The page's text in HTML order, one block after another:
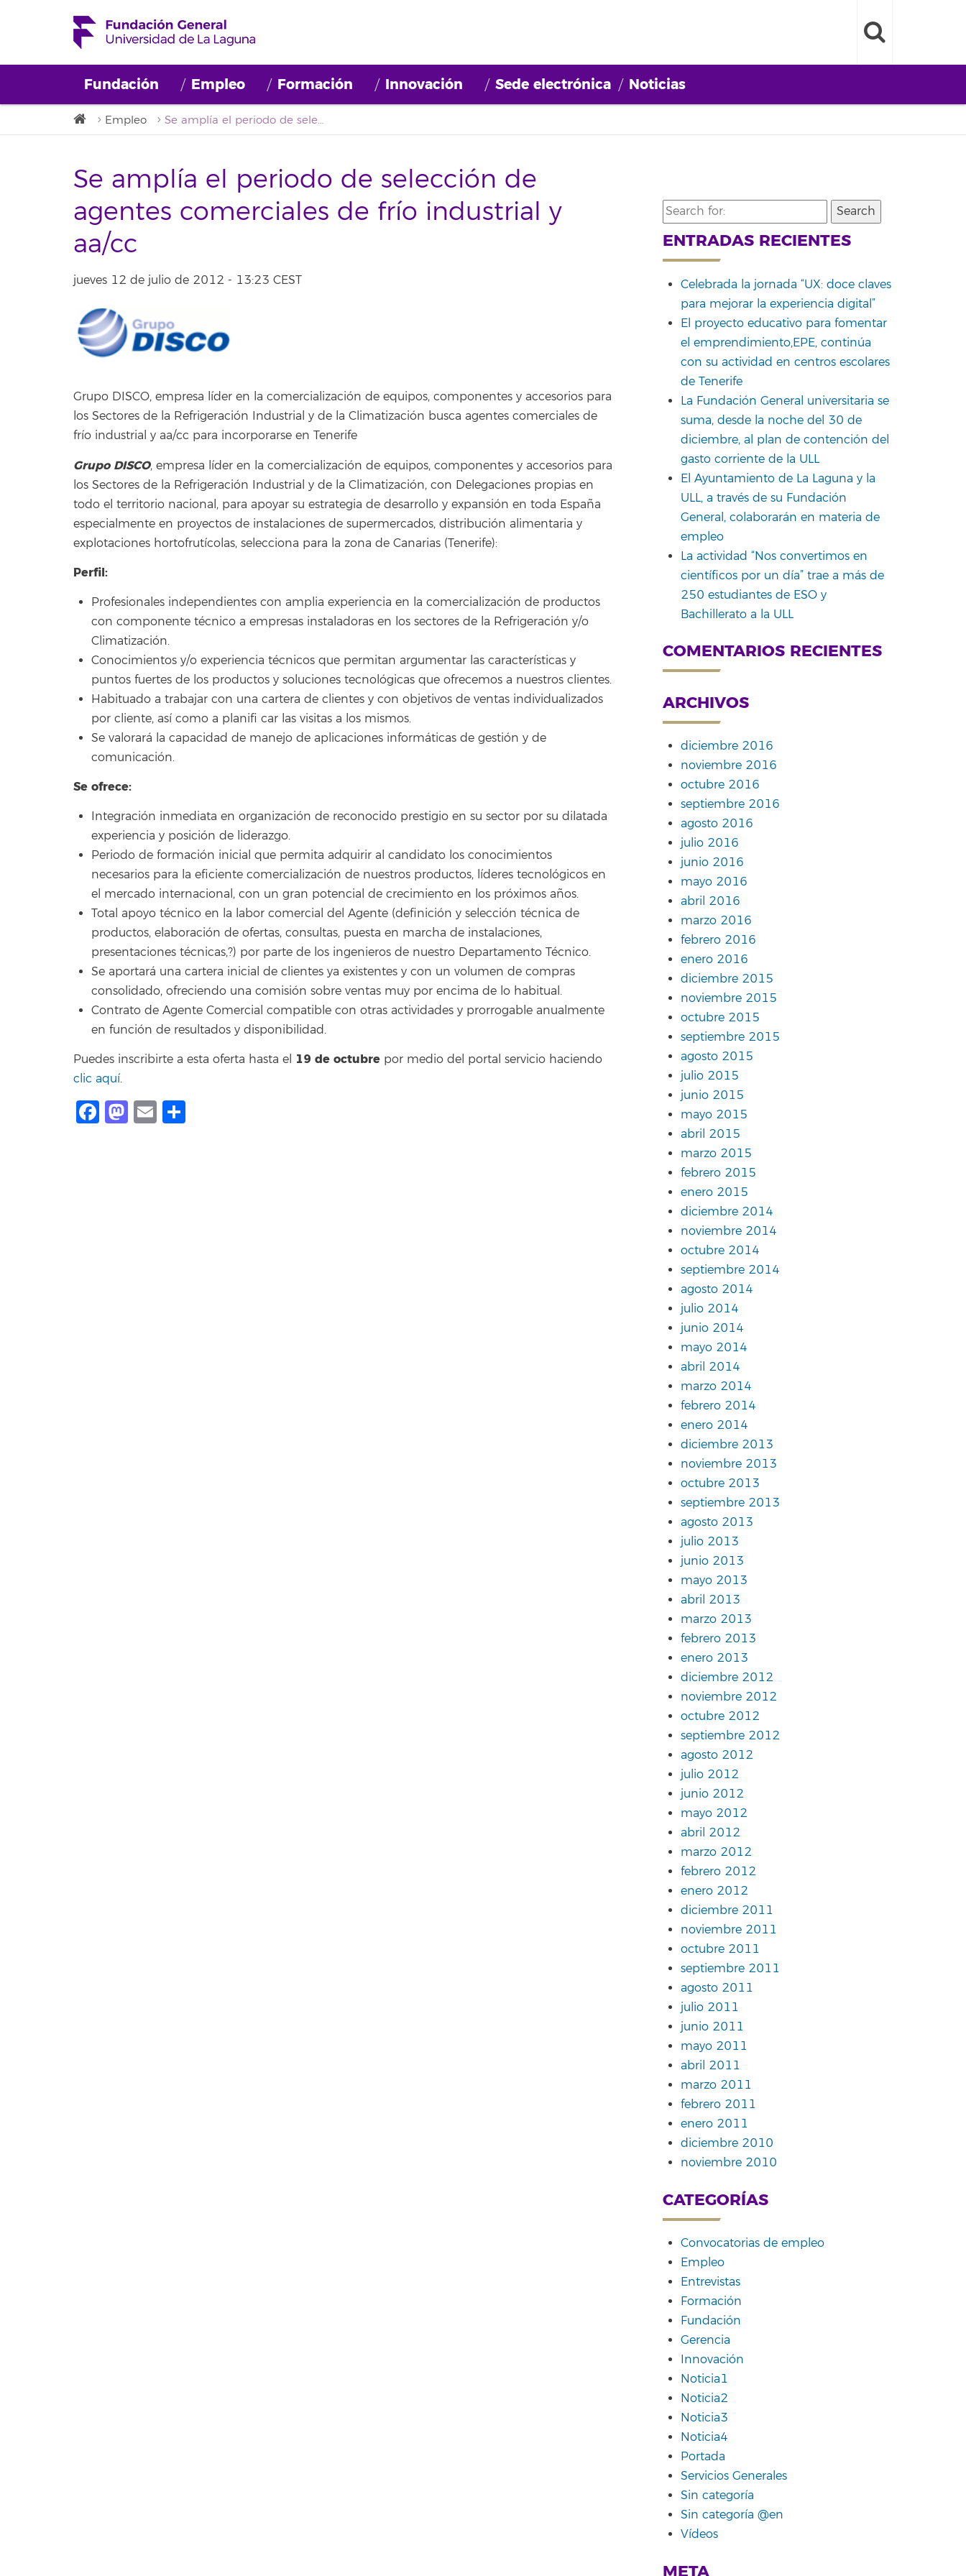
Fundación Empleo Formación Innovación Sede electrónica Noticias
Empleo Se amplía el periodo de selección de agentes comerciales de frío industrial y aa/cc
Se amplía el periodo de selección de
agentes comerciales de frío industrial y
aa/cc
jueves 12 de julio de 2012 - 13:23 CEST
Grupo DISCO, empresa líder en la comercialización de equipos, componentes y accesorios para
los Sectores de la Refrigeración Industrial y de la Climatización busca agentes comerciales de
frío industrial y aa/cc para incorporarse en Tenerife
Grupo DISCO, empresa líder en la comercialización de equipos, componentes y accesorios para
los Sectores de la Refrigeración Industrial y de la Climatización, con Delegaciones propias en
todo el territorio nacional, para apoyar su estrategia de desarrollo y expansión en toda España
especialmente en proyectos de instalaciones de supermercados, distribución alimentaria y
explotaciones hortofrutícolas, selecciona para la zona de Canarias (Tenerife):
Perfil:
Profesionales independientes con amplia experiencia en la comercialización de productos
con componente técnico a empresas instaladoras en los sectores de la Refrigeración y/o
Climatización.
Conocimientos y/o experiencia técnicos que permitan argumentar las características y
puntos fuertes de los productos y soluciones tecnológicas que ofrecemos a nuestros clientes.
Habituado a trabajar con una cartera de clientes y con objetivos de ventas individualizados
por cliente, así como a planifi car las visitas a los mismos.
Se valorará la capacidad de manejo de aplicaciones informáticas de gestión y de
comunicación.
Se ofrece:
Integración inmediata en organización de reconocido prestigio en su sector por su dilatada
experiencia y posición de liderazgo.
Periodo de formación inicial que permita adquirir al candidato los conocimientos
necesarios para la eficiente comercialización de nuestros productos, líderes tecnológicos en
el mercado internacional, con un gran potencial de crecimiento en los próximos años.
Total apoyo técnico en la labor comercial del Agente (definición y selección técnica de
productos, elaboración de ofertas, consultas, puesta en marcha de instalaciones,
presentaciones técnicas,?) por parte de los ingenieros de nuestro Departamento Técnico.
Se aportará una cartera inicial de clientes ya existentes y con un volumen de compras
consolidado, ofreciendo una comisión sobre ventas muy por encima de lo habitual.
Contrato de Agente Comercial compatible con otras actividades y prorrogable anualmente
en función de resultados y disponibilidad.
Puedes inscribirte a esta oferta hasta el 19 de octubre por medio del portal servicio haciendo
clic aquí.
Facebook
Mastodon
Email
Search
for:
ENTRADAS RECIENTES
Celebrada la jornada “UX: doce claves
para mejorar la experiencia digital”
El proyecto educativo para fomentar
el emprendimiento,EPE, continúa
con su actividad en centros escolares
de Tenerife
La Fundación General universitaria se
suma, desde la noche del 30 de
diciembre, al plan de contención del
gasto corriente de la ULL
El Ayuntamiento de La Laguna y la
ULL, a través de su Fundación
General, colaborarán en materia de
empleo
La actividad “Nos convertimos en
científicos por un día” trae a más de
250 estudiantes de ESO y
Bachillerato a la ULL
COMENTARIOS RECIENTES
ARCHIVOS
diciembre 2016
noviembre 2016
octubre 2016
septiembre 2016
agosto 2016
julio 2016
junio 2016
mayo 2016
abril 2016
marzo 2016
febrero 2016
enero 2016
diciembre 2015
noviembre 2015
octubre 2015
septiembre 2015
agosto 2015
julio 2015
junio 2015
mayo 2015
abril 2015
marzo 2015
febrero 2015
enero 2015
diciembre 2014
noviembre 2014
octubre 2014
septiembre 2014
agosto 2014
julio 2014
junio 2014
mayo 2014
abril 2014
marzo 2014
febrero 2014
enero 2014
diciembre 2013
noviembre 2013
octubre 2013
septiembre 2013
agosto 2013
julio 2013
junio 2013
mayo 2013
abril 2013
marzo 2013
febrero 2013
enero 2013
diciembre 2012
noviembre 2012
octubre 2012
septiembre 2012
agosto 2012
julio 2012
junio 2012
mayo 2012
abril 2012
marzo 2012
febrero 2012
enero 2012
diciembre 2011
noviembre 2011
octubre 2011
septiembre 2011
agosto 2011
julio 2011
junio 2011
mayo 2011
abril 2011
marzo 2011
febrero 2011
enero 2011
diciembre 2010
noviembre 2010
CATEGORÍAS
Convocatorias de empleo
Empleo
Entrevistas
Formación
Fundación
Gerencia
Innovación
Noticia1
Noticia2
Noticia3
Noticia4
Portada
Servicios Generales
Sin categoría
Sin categoría @en
Vídeos
META